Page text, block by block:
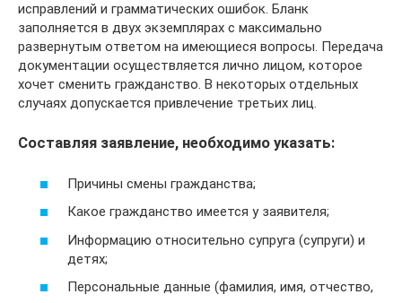
исправлений и грамматических ошибок. Бланк
заполняется в двух экземплярах с максимально
развернутым ответом на имеющиеся вопросы. Передача
документации осуществляется лично лицом, которое
хочет сменить гражданство. В некоторых отдельных
случаях допускается привлечение третьих лиц.
Составляя заявление, необходимо указать:
Причины смены гражданства;
Какое гражданство имеется у заявителя;
Информацию относительно супруга (супруги) и
детях;
Персональные данные (фамилия, имя, отчество,